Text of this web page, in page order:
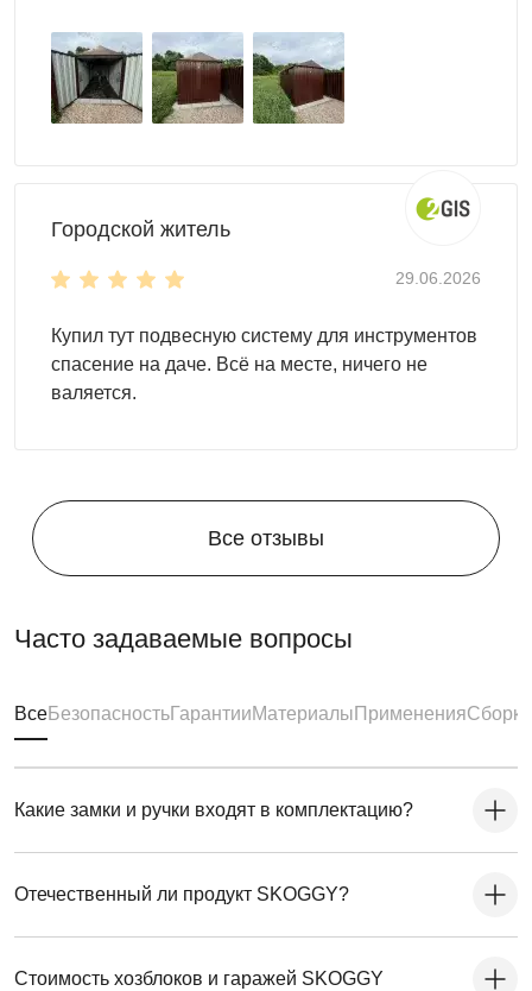
фундаментные блоки. Ниже представлена схема
расстановки:
Городской житель
29.06.2026
Купил тут подвесную систему для инструментов
спасение на даче. Всё на месте, ничего не
валяется.
Все отзывы
Часто задаваемые вопросы
ВсеБезопасностьГарантииМатериалы ПримененияСборка
Какие замки и ручки входят в комплектацию?
Отечественный ли продукт SKOGGY?
Стоимость хозблоков и гаражей SKOGGY